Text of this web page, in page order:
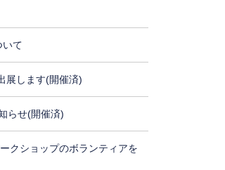
いて
展します(開催済)
らせ(開催済)
クショップのボランティアを